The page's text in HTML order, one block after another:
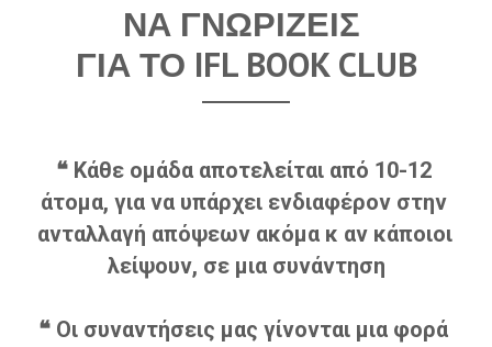
ΝΑ ΓΝΩΡΙΖΕΙΣ
ΓΙΑ ΤΟ IFL BOOK CLUB
❝ Κάθε ομάδα αποτελείται από 10-12
άτομα, για να υπάρχει ενδιαφέρον στην
ανταλλαγή απόψεων ακόμα κ αν κάποιοι
λείψουν, σε μια συνάντηση
❝ Οι συναντήσεις μας γίνονται μια φορά